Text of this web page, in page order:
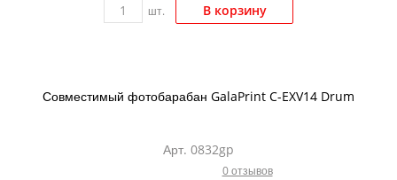
шт. В корзину
Совместимый фотобарабан GalaPrint C-EXV14 Drum
Арт. 0832gp
0 отзывов